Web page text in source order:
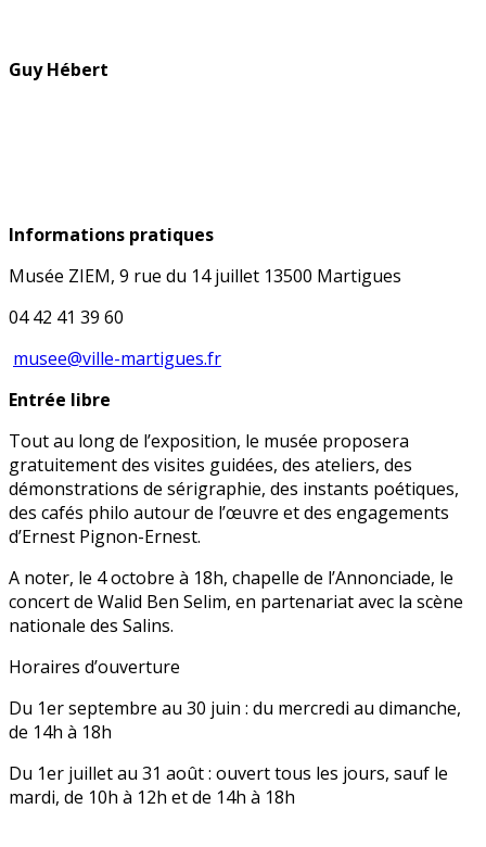
Guy Hébert
Informations pratiques
Musée ZIEM, 9 rue du 14 juillet 13500 Martigues
04 42 41 39 60
musee@ville-martigues.fr
Entrée libre
Tout au long de l’exposition, le musée proposera
gratuitement des visites guidées, des ateliers, des
démonstrations de sérigraphie, des instants poétiques,
des cafés philo autour de l’œuvre et des engagements
d’Ernest Pignon-Ernest.
A noter, le 4 octobre à 18h, chapelle de l’Annonciade, le
concert de Walid Ben Selim, en partenariat avec la scène
nationale des Salins.
Horaires d’ouverture
Du 1er septembre au 30 juin : du mercredi au dimanche,
de 14h à 18h
Du 1er juillet au 31 août : ouvert tous les jours, sauf le
mardi, de 10h à 12h et de 14h à 18h